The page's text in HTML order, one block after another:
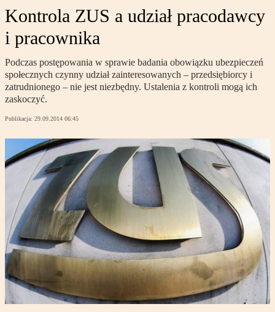
Kontrola ZUS a udział pracodawcy
i pracownika
Podczas postępowania w sprawie badania obowiązku ubezpieczeń
społecznych czynny udział zainteresowanych – przedsiębiorcy i
zatrudnionego – nie jest niezbędny. Ustalenia z kontroli mogą ich
zaskoczyć.
Publikacja: 29.09.2014 06:45